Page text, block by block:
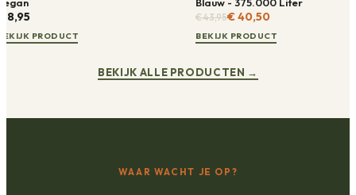
8,95
PRODUCT
€ 43,95€ 40,50
BEKIJK PRODUCT
BEKIJK ALLE PRODUCTEN →
WAAR WACHT JE OP?